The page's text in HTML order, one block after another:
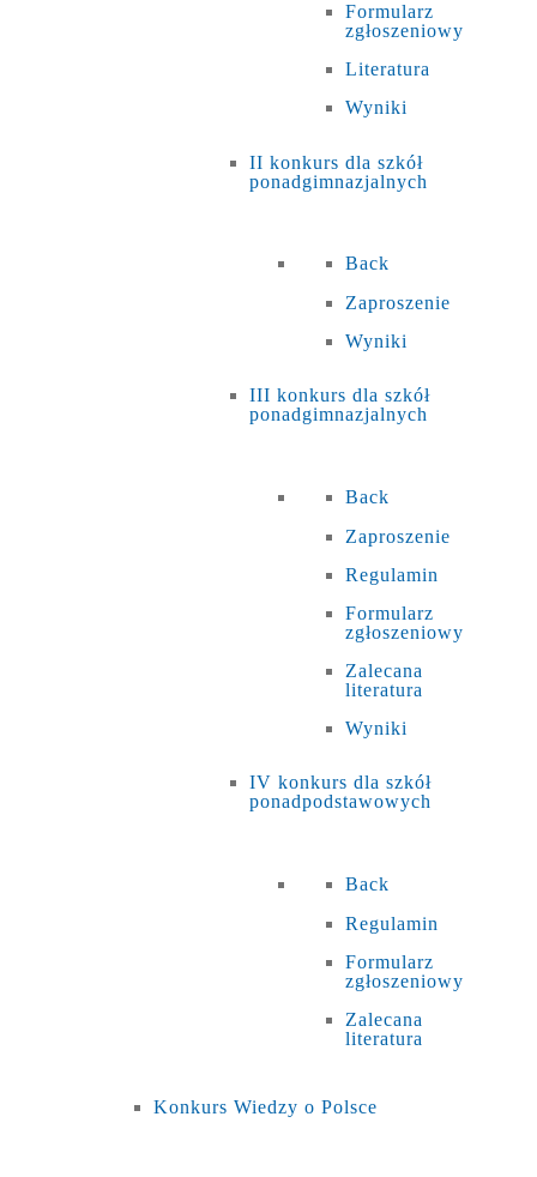
Formularz
zgłoszeniowy
Literatura
Wyniki
II konkurs dla szkół
ponadgimnazjalnych
Back
Zaproszenie
Wyniki
III konkurs dla szkół
ponadgimnazjalnych
Back
Zaproszenie
Regulamin
Formularz
zgłoszeniowy
Zalecana
literatura
Wyniki
IV konkurs dla szkół
ponadpodstawowych
Back
Regulamin
Formularz
zgłoszeniowy
Zalecana
literatura
Konkurs Wiedzy o Polsce